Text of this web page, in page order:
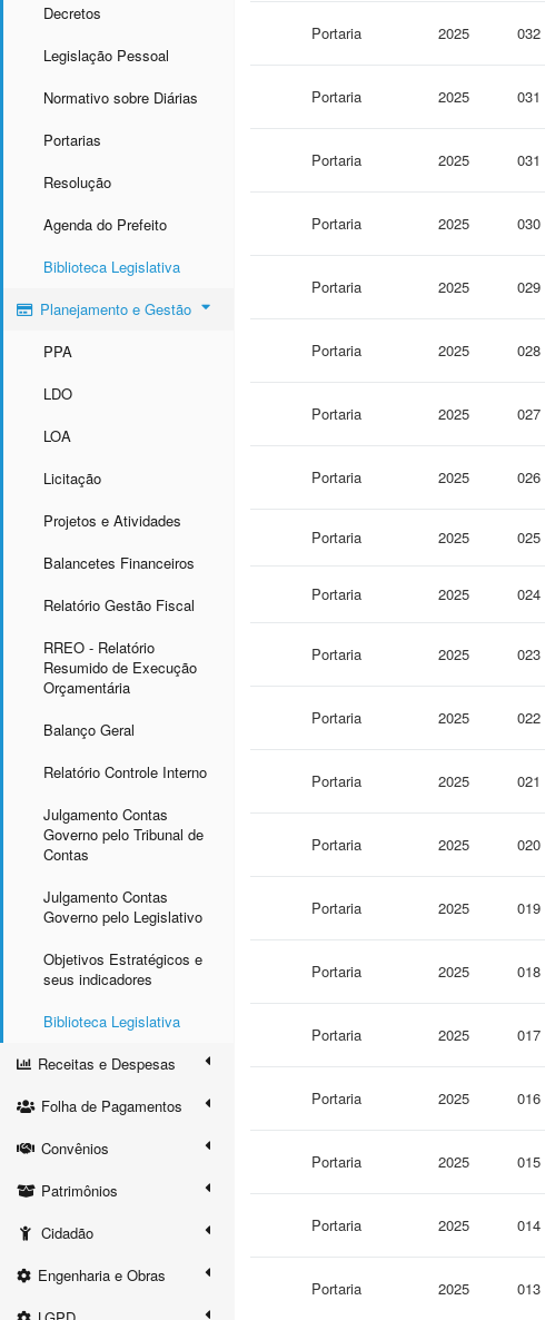
Decretos
Legislação Pessoal
Normativo sobre Diárias
Portarias
Resolução
Agenda do Prefeito
Biblioteca Legislativa
Planejamento e Gestão
PPA
LDO
LOA
Licitação
Projetos e Atividades
Balancetes Financeiros
Relatório Gestão Fiscal
RREO - Relatório
Resumido de Execução
Orçamentária
Balanço Geral
Relatório Controle Interno
Julgamento Contas
Governo pelo Tribunal de
Contas
Julgamento Contas
Governo pelo Legislativo
Objetivos Estratégicos e
seus indicadores
Biblioteca Legislativa
Receitas e Despesas
Folha de Pagamentos
Convênios
Patrimônios
Cidadão
Engenharia e Obras
Portaria 2025 032
Portaria 2025 031
Portaria 2025 031
Portaria 2025 030
Portaria 2025 029
Portaria 2025 028
Portaria 2025 027
Portaria 2025 026
Portaria 2025 025
Portaria 2025 024
Portaria 2025 023
Portaria 2025 022
Portaria 2025 021
Portaria 2025 020
Portaria 2025 019
Portaria 2025 018
Portaria 2025 017
Portaria 2025 016
Portaria 2025 015
Portaria 2025 014
Portaria 2025 013